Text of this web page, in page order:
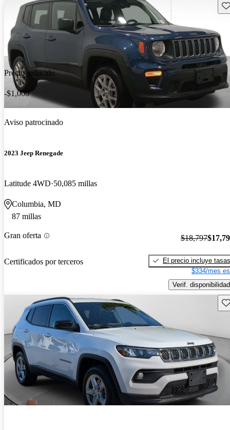
Precio reducido
-$1,000
Aviso patrocinado
2023 Jeep Renegade
Latitude 4WD 50,085 millas
Columbia, MD
87 millas
Gran oferta
Certificados por terceros
$18,797
El precio incluye tasas
$334/mes
Verif. disponibilidad